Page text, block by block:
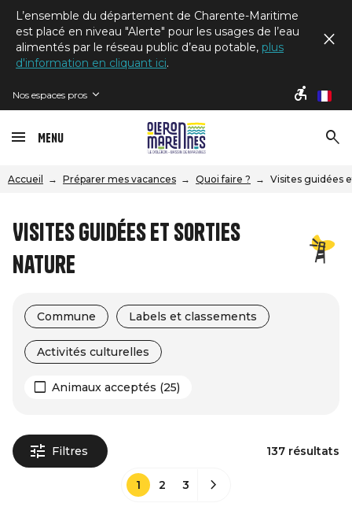
L’ensemble du département de Charente-Maritime
est placé en niveau "Alerte" pour les usages de l’eau
alimentés par le réseau public d’eau potable, plus
d'information en cliquant ici.
Nos espaces pros fr
Menu
Accueil Préparer mes vacances Quoi faire ? Visites guidées
Visites guidées et sorties
nature
Commune Labels et classements
Activités culturelles
Animaux acceptés (25)
Filtres 137 résultats
1 2 3